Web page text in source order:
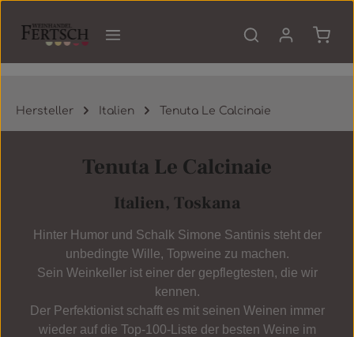
Hersteller Italien Tenuta Le Calcinaie
Tenuta Le Calcinaie
Italien, Toskana
Hinter Humor und Schalk Simone Santinis steht der
unbedingte Wille, Topweine zu machen.
Sein Weinkeller ist einer der gepflegtesten, die wir
kennen.
Der Perfektionist schafft es mit seinen Weinen immer
wieder auf die Top-100-Liste der besten Weine im